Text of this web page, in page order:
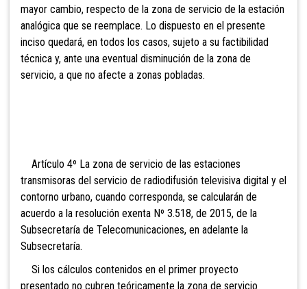
mayor cambio, respecto de la zona de servicio de la estación
analógica que se reemplace. Lo dispuesto en el presente
inciso quedará, en todos los casos, sujeto a su factibilidad
técnica y, ante una eventual disminución de la zona de
servicio, a que no afecte a zonas pobladas.
Artículo 4º La zona de servicio de las estaciones
transmisoras del servicio de radiodifusión televisiva digital y el
contorno urbano, cuando corresponda, se calcularán de
acuerdo a la resolución exenta Nº 3.518, de 2015, de la
Subsecretaría de Telecomunicaciones, en adelante la
Subsecretaría.
Si los cálculos contenidos en el primer proyecto
presentado no cubren teóricamente la zona de servicio